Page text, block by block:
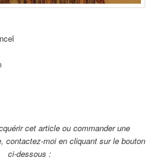
cet article ou commander une
contactez-moi en cliquant sur le bouton
ci-dessous :